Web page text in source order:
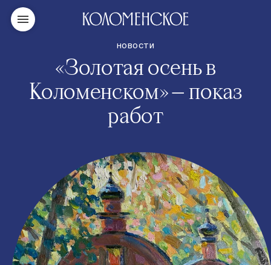
НОВОСТИ
«Золотая осень в
Коломенском» — показ
работ